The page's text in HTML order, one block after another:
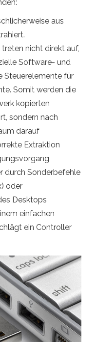
aus
nicht direkt auf,
Software- und
Steuerelemente für
Somit werden die
kopierten
sondern nach
darauf
Extraktion
durch Sonderbefehle
oder
Desktops
einfachen
ein Controller